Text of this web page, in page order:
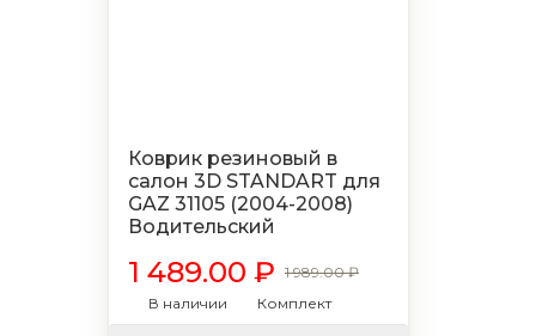
Коврик резиновый в
салон 3D STANDART для
GAZ 31105 (2004-2008)
Водительский
1 489.00 ₽ 1 989.00 ₽
В наличии
Комплект